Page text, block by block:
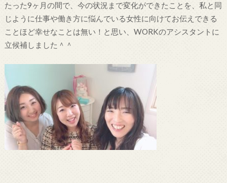
たった9ヶ月の間で、今の状況まで変化ができたことを、私と同
じように仕事や働き方に悩んでいる女性に向けてお伝えできる
ことほど幸せなことは無い！と思い、WORKのアシスタントに
立候補しました＾＾